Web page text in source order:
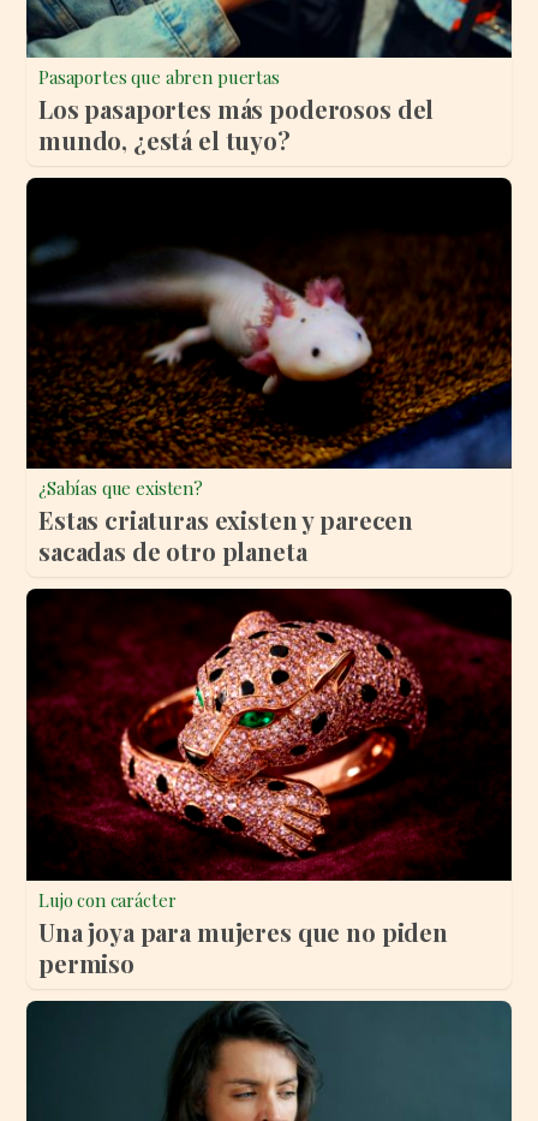
Pasaportes que abren puertas
Los pasaportes más poderosos del
mundo, ¿está el tuyo?
¿Sabías que existen?
Estas criaturas existen y parecen
sacadas de otro planeta
Lujo con carácter
Una joya para mujeres que no piden
permiso